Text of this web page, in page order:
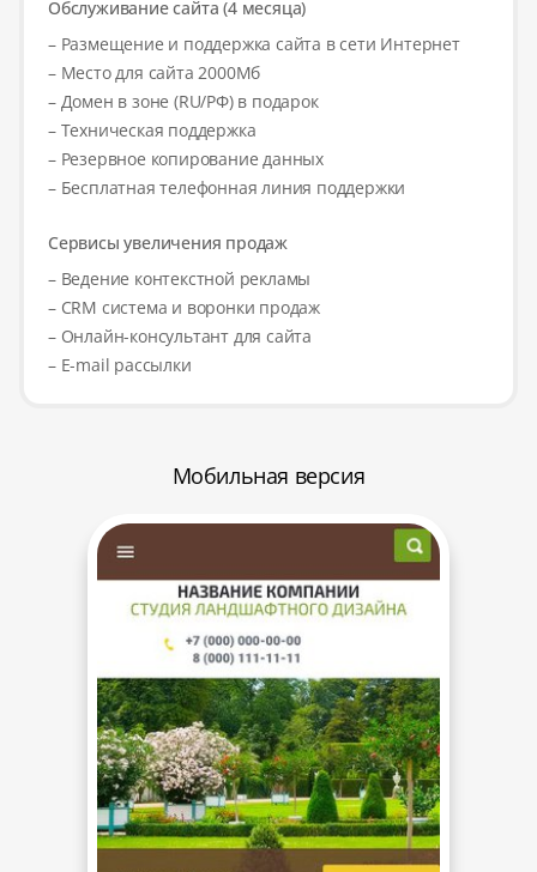
Обслуживание сайта (4 месяца)
– Размещение и поддержка сайта в сети Интернет
– Место для сайта 2000Мб
– Домен в зоне (RU/РФ) в подарок
– Техническая поддержка
– Резервное копирование данных
– Бесплатная телефонная линия поддержки
Сервисы увеличения продаж
– Ведение контекстной рекламы
– CRM система и воронки продаж
– Онлайн-консультант для сайта
– E-mail рассылки
Мобильная версия